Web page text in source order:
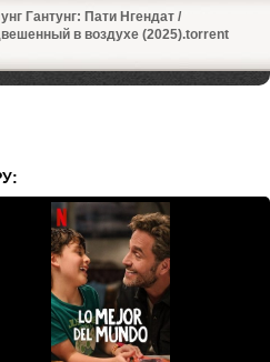
Гантунг: Пати Нгендат /
в воздухе (2025).torrent